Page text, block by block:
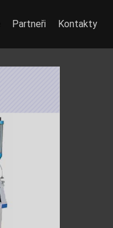
Partneři Kontakty